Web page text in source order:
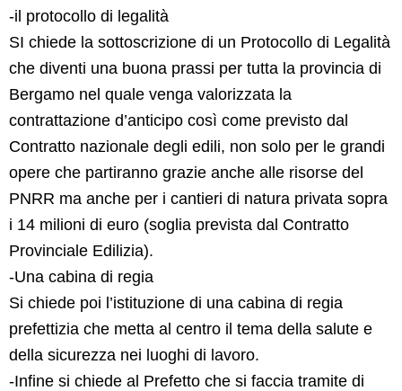
-il protocollo di legalità
SI chiede la sottoscrizione di un Protocollo di Legalità
che diventi una buona prassi per tutta la provincia di
Bergamo nel quale venga valorizzata la
contrattazione d’anticipo così come previsto dal
Contratto nazionale degli edili, non solo per le grandi
opere che partiranno grazie anche alle risorse del
PNRR ma anche per i cantieri di natura privata sopra
i 14 milioni di euro (soglia prevista dal Contratto
Provinciale Edilizia).
-Una cabina di regia
Si chiede poi l’istituzione di una cabina di regia
prefettizia che metta al centro il tema della salute e
della sicurezza nei luoghi di lavoro.
-Infine si chiede al Prefetto che si faccia tramite di